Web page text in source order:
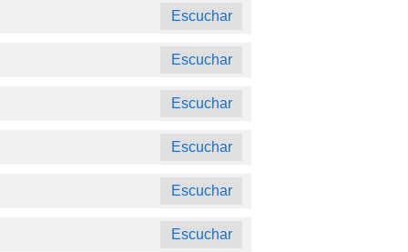
Escuchar
Escuchar
Escuchar
Escuchar
Escuchar
Escuchar